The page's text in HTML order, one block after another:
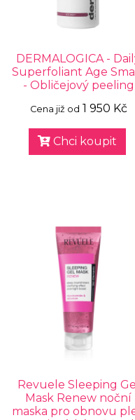
DERMALOGICA -
Superfoliant Age
- Obličejový peeling
Cena již od 1 950 Kč
Chci koupit
Revuele Sleeping Gel
Mask Renew noční
maska pro obnovu